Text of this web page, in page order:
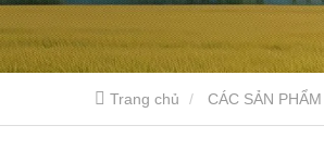
Trang chủ CÁC SẢN PHẨM